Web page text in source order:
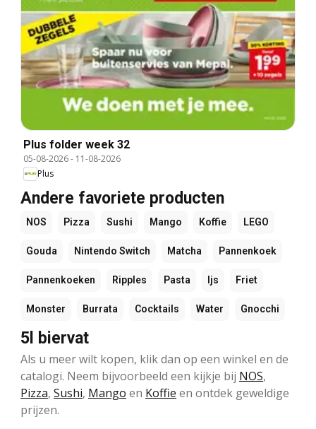
Plus folder week 32
05-08-2026- 11-08-2026
Plus
Andere favoriete producten
NOS Pizza Sushi Mango Koffie LEGO
Gouda Nintendo Switch Matcha Pannenkoek
Pannenkoeken Ripples Pasta Ijs Friet
Monster Burrata Cocktails Water Gnocchi
5l biervat
Als u meer wilt kopen, klik dan op een winkel en de
catalogi. Neem bijvoorbeeld een kijkje bij NOS,
Pizza, Sushi, Mango en Koffie en ontdek geweldige
prijzen.